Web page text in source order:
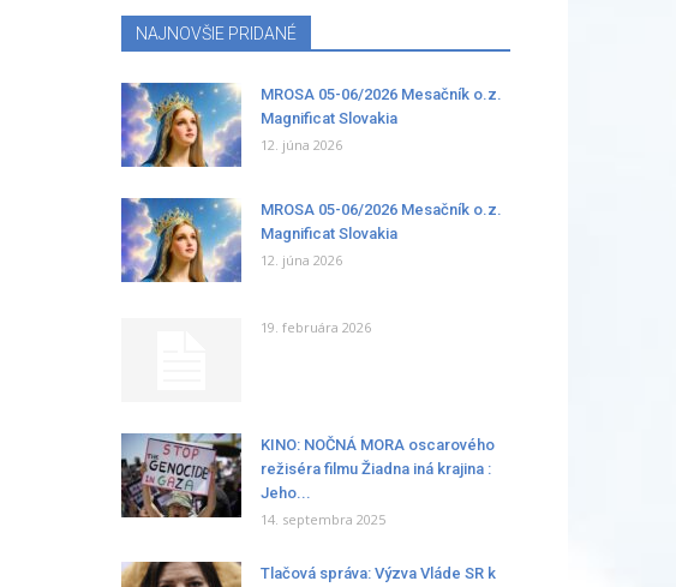
NAJNOVŠIE PRIDANÉ
MROSA 05-06/2026 Mesačník o.z.
Magnificat Slovakia
12. júna 2026
MROSA 05-06/2026 Mesačník o.z.
Magnificat Slovakia
12. júna 2026
19. februára 2026
KINO: NOČNÁ MORA oscarového
režiséra filmu Žiadna iná krajina :
Jeho...
14. septembra 2025
Tlačová správa: Výzva Vláde SR k